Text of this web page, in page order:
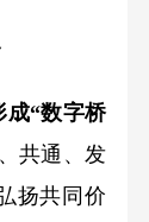
成“数字桥
共通、发
扬共同价